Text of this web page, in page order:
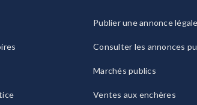
Publier une annonce légale
Consulter les annonces
Marchés publics
Ventes aux enchères